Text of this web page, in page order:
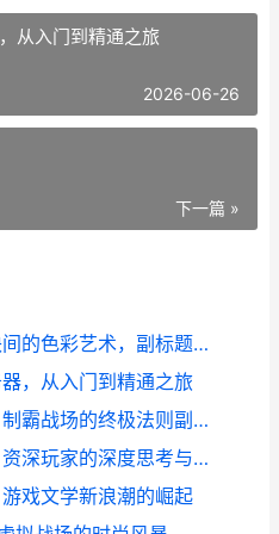
从入门到精通之旅
2026-06-26
下一篇 »
我的世界染料配方，方块间的色彩艺术，副标题，调色盘里的生存哲学
，从入门到精通之旅
全部和平精英钢枪教学，制霸战场的终极法则副标题：从新手到战神的心法与技法
**王者荣耀抽铭文技巧，资深玩家的深度思考与实战心得，副标题：铭文获取与优化的高效路径**
戏文学新浪潮的崛起